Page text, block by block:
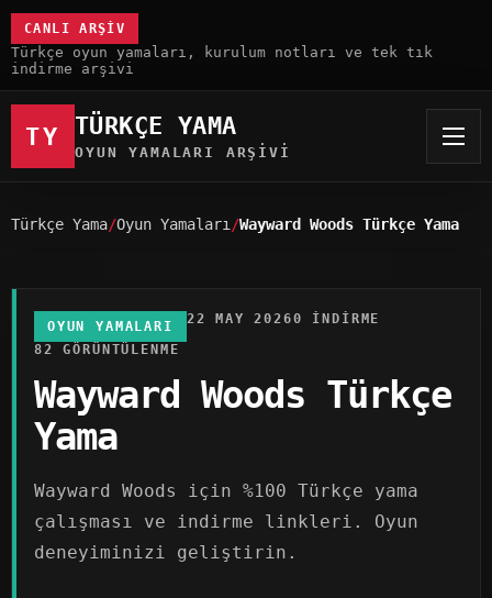
CANLI ARŞIV
Türkçe oyun yamaları, kurulum notları ve tek tık
indirme arşivi
TY TÜRKÇE YAMA
OYUN YAMALARI ARŞIVI
Türkçe Yama Oyun Yamaları Wayward Woods Türkçe Yama
OYUN YAMALARI 22 MAY 20260 INDIRME
82 GÖRÜNTÜLENME
Wayward Woods Türkçe
Yama
Wayward Woods için %100 Türkçe yama
çalışması ve indirme linkleri. Oyun
deneyiminizi geliştirin.